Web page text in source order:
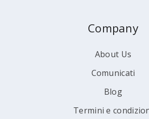
Company
About Us
Comunicati
Blog
Termini e